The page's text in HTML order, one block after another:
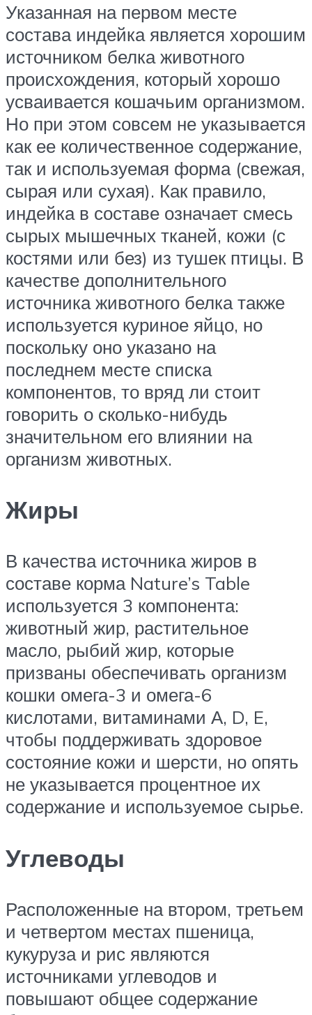
Указанная на первом месте
состава индейка является хорошим
источником белка животного
происхождения, который хорошо
усваивается кошачьим организмом.
Но при этом совсем не указывается
как ее количественное содержание,
так и используемая форма (свежая,
сырая или сухая). Как правило,
индейка в составе означает смесь
сырых мышечных тканей, кожи (с
костями или без) из тушек птицы. В
качестве дополнительного
источника животного белка также
используется куриное яйцо, но
поскольку оно указано на
последнем месте списка
компонентов, то вряд ли стоит
говорить о сколько-нибудь
значительном его влиянии на
организм животных.
Жиры
В качества источника жиров в
составе корма Nature’s Table
используется 3 компонента:
животный жир, растительное
масло, рыбий жир, которые
призваны обеспечивать организм
кошки омега-3 и омега-6
кислотами, витаминами А, D, E,
чтобы поддерживать здоровое
состояние кожи и шерсти, но опять
не указывается процентное их
содержание и используемое сырье.
Углеводы
Расположенные на втором, третьем
и четвертом местах пшеница,
кукуруза и рис являются
источниками углеводов и
повышают общее содержание